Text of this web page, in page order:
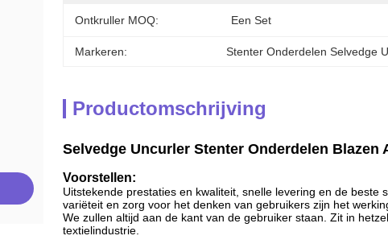
Ontkruller MOQ: Een Set
Markeren: Stenter Onderdelen Selvedge
Productomschrijving
Selvedge Uncurler Stenter Onderdelen Blazen
Voorstellen:
Uitstekende prestaties en kwaliteit, snelle levering en de
variëteit en zorg voor het denken van gebruikers zijn het
We zullen altijd aan de kant van de gebruiker staan. Zit in
textielindustrie.